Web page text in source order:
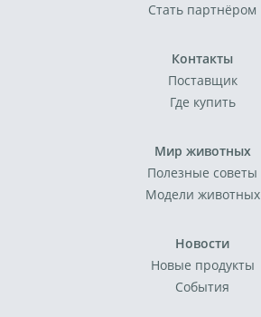
Стать партнёром
Контакты
Поставщик
Где купить
Мир животных
Полезные советы
Модели животных
Новости
Новые продукты
События